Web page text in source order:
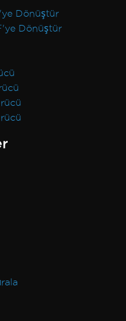
Dönüştür
Dönüştür